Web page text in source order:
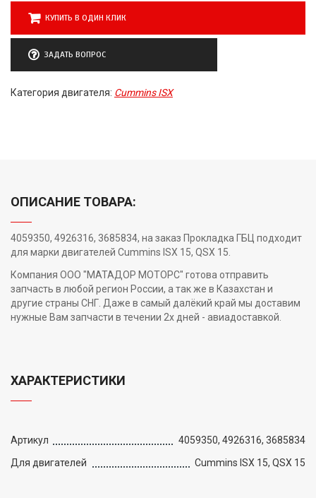
КУПИТЬ В ОДИН КЛИК
ЗАДАТЬ ВОПРОС
Категория двигателя: Cummins ISX
ОПИСАНИЕ ТОВАРА:
4059350, 4926316, 3685834, на заказ Прокладка ГБЦ подходит
для марки двигателей Cummins ISX 15, QSX 15.
Компания ООО "МАТАДОР МОТОРС" готова отправить
запчасть в любой регион России, а так же в Казахстан и
другие страны СНГ. Даже в самый далёкий край мы доставим
нужные Вам запчасти в течении 2х дней - авиадоставкой.
ХАРАКТЕРИСТИКИ
Артикул
4059350, 4926316, 3685834
Для двигателей
Cummins ISX 15, QSX 15